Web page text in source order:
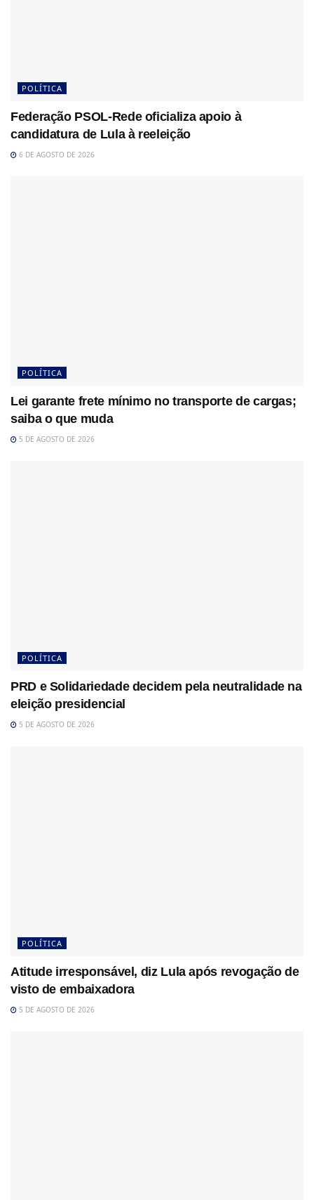
POLÍTICA
Federação PSOL-Rede oficializa apoio à
candidatura de Lula à reeleição
6 DE AGOSTO DE 2026
POLÍTICA
Lei garante frete mínimo no transporte de cargas;
saiba o que muda
5 DE AGOSTO DE 2026
POLÍTICA
PRD e Solidariedade decidem pela neutralidade na
eleição presidencial
5 DE AGOSTO DE 2026
POLÍTICA
Atitude irresponsável, diz Lula após revogação de
visto de embaixadora
5 DE AGOSTO DE 2026